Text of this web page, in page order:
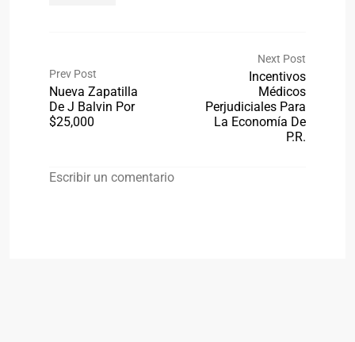
Prev Post
Nueva Zapatilla
De J Balvin Por
$25,000
Next Post
Incentivos
Médicos
Perjudiciales Para
La Economía De
P.R.
Escribir un comentario